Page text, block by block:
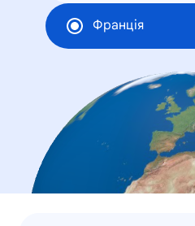
Франція